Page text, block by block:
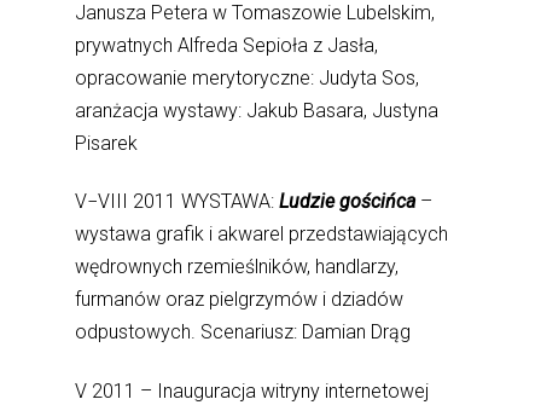
Janusza Petera w Tomaszowie Lubelskim,
prywatnych Alfreda Sepioła z Jasła,
opracowanie merytoryczne: Judyta Sos,
aranżacja wystawy: Jakub Basara, Justyna
Pisarek
V−VIII 2011 WYSTAWA:Ludzie gościńca–
wystawa grafik i akwarel przedstawiających
wędrownych rzemieślników, handlarzy,
furmanów oraz pielgrzymów i dziadów
odpustowych. Scenariusz: Damian Drąg
V 2011 – Inauguracja witryny internetowej